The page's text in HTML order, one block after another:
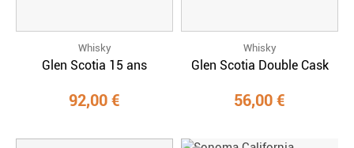
Whisky
Glen Scotia 15 ans
92,00 €
Whisky
Glen Scotia Double Cask
56,00 €